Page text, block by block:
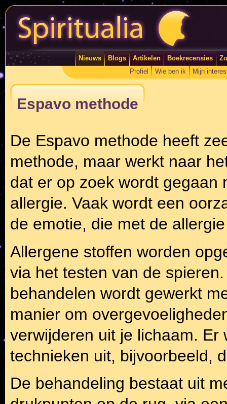
Nieuws Blogs Artikelen Boekrecensies
Profiel
Wie ben ik Mijn
Espavo methode
De Espavo methode heeft
methode, maar werkt naar
dat er op zoek wordt gegaan
allergie. Vaak wordt een
de emotie, die met de
Allergene stoffen worden
via het testen van de
behandelen wordt gewerkt
manier om
verwijderen uit je lichaam.
technieken uit, bijvoorbeeld,
De behandeling bestaat uit